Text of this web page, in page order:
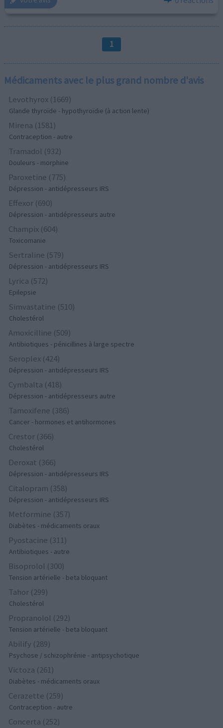
1
Médicaments avec le plus grand nombre d'avis
Levothyrox (1669)
Glande thyroïde - hypothyroïdie (à action lente)
Mirena (1581)
Contraception - autre
Tramadol (932)
Douleurs - morphine
Paroxetine (775)
Dépression - antidépresseurs IRS
Effexor (690)
Dépression - antidépresseurs autre
Champix (604)
Toxicomanie
Sertraline (579)
Dépression - antidépresseurs IRS
Lyrica (572)
Epilepsie
Simvastatine (510)
Cholestérol
Amoxicilline (509)
Antibiotiques - pénicillines à large spectre
Seroplex (424)
Dépression - antidépresseurs IRS
Cymbalta (418)
Dépression - antidépresseurs autre
Tamoxifene (386)
Cancer - hormones et antihormones
Crestor (366)
Cholestérol
Deroxat (366)
Dépression - antidépresseurs IRS
Citalopram (358)
Dépression - antidépresseurs IRS
Metformine (357)
Diabètes - médicaments oraux
Pyostacine (311)
Antibiotiques - autre
Bisoprolol (300)
Tension artérielle - beta bloquant
Tahor (299)
Cholestérol
Propranolol (292)
Tension artérielle - beta bloquant
Abilify (289)
Psychose / schizophrénie - antipsychotique
Victoza (261)
Diabètes - médicaments oraux
Cerazette (259)
Contraception - autre
Concerta (252)